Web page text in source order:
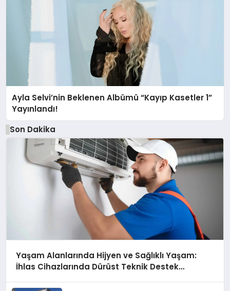
Ayla Selvi’nin Beklenen Albümü “Kayıp Kasetler 1”
Yayınlandı!
Son Dakika
Yaşam Alanlarında Hijyen ve Sağlıklı Yaşam:
İhlas Cihazlarında Dürüst Teknik Destek